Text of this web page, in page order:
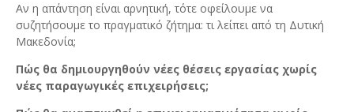
Αν η απάντηση είναι αρνητική, τότε οφείλουμε να
συζητήσουμε το πραγματικό ζήτημα: τι λείπει από τη Δυτική
Μακεδονία;
Πώς θα δημιουργηθούν νέες θέσεις εργασίας χωρίς
νέες παραγωγικές επιχειρήσεις;